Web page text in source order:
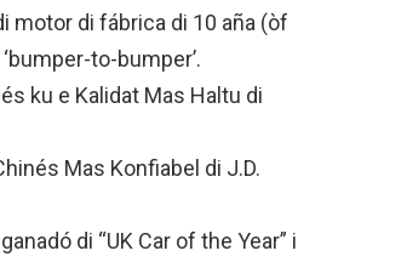
motor di fábrica di 10 aña (òf
to-bumper’.
ku e Kalidat Mas Haltu di
Mas Konfiabel di J.D.
di “UK Car of the Year” i